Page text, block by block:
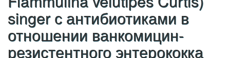
singer с антибиотиками в
отношении ванкомицин-
резистентного энтерококка